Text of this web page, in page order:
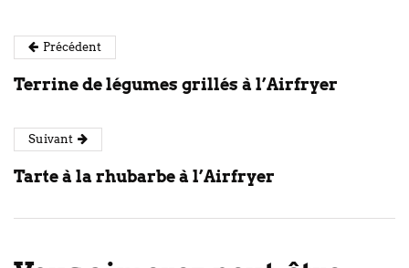
Précédent
Terrine de légumes grillés à l’Airfryer
Suivant
Tarte à la rhubarbe à l’Airfryer